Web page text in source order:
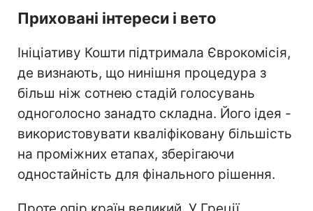
Приховані інтереси і вето
Ініціативу Кошти підтримала Єврокомісія,
де визнають, що нинішня процедура з
більш ніж сотнею стадій голосувань
одноголосно занадто складна. Його ідея -
використовувати кваліфіковану більшість
на проміжних етапах, зберігаючи
одностайність для фінального рішення.